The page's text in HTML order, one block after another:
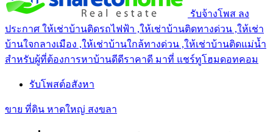
รับจ้างโพส ลง
ประกาศ ให้เช่าบ้านติดรถไฟฟ้า ,ให้เช่าบ้านติดทางด่วน ,ให้เช่า
บ้านใจกลางเมือง ,ให้เช่าบ้านใกล้ทางด่วน ,ให้เช่าบ้านติดแม่น้ำ
สำหรับผู้ที่ต้องการหาบ้านดีดีราคาดี มาที่ แชร์ทูโฮมดอทคอม
รับโพสต์อสังหา
ขาย ที่ดิน หาดใหญ่ สงขลา